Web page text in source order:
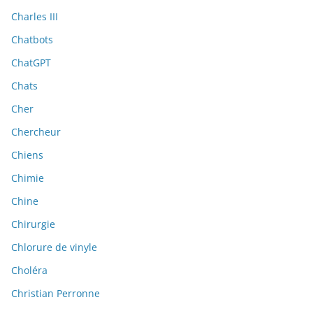
Charles III
Chatbots
ChatGPT
Chats
Cher
Chercheur
Chiens
Chimie
Chine
Chirurgie
Chlorure de vinyle
Choléra
Christian Perronne